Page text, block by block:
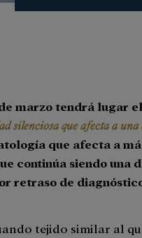
marzo tendrá lugar
silenciosa que afecta a una
que afecta a
continúa siendo una
retraso de
tejido similar al